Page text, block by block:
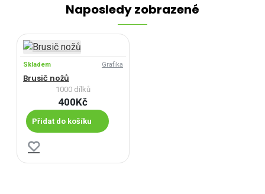
Naposledy zobrazené
Skladem Grafika
Brusič nožů
1000 dílků
400Kč
Přidat do košíku